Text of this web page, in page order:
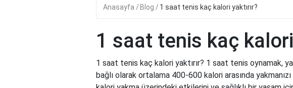
Anasayfa Blog 1 saat tenis kaç kalori yaktırır?
1 saat tenis kaç kalori
1 saat tenis kaç kalori yaktırır? 1 saat tenis oynamak,
bağlı olarak ortalama 400-600 kalori arasında